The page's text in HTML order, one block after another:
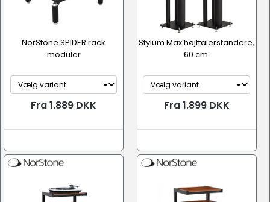
NorStone SPIDER rack
moduler
Fra 1.889 DKK
Stylum Max højttalerstandere,
60 cm.
Fra 1.899 DKK